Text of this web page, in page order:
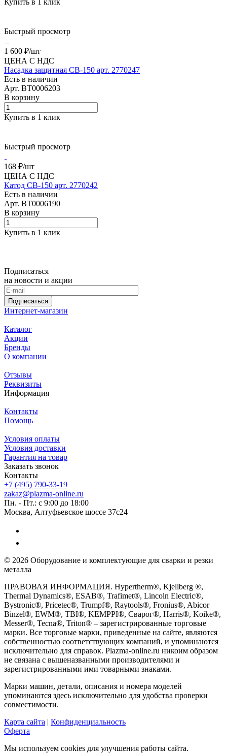
Купить в 1 клик
Быстрый просмотр
1 600 ₽/шт
ЦЕНА С НДС
Насадка защитная CB-150 арт. 2770247
Есть в наличии
Арт. BT0006203
В корзину
Купить в 1 клик
Быстрый просмотр
168 ₽/шт
ЦЕНА С НДС
Катод CB-150 арт. 2770242
Есть в наличии
Арт. BT0006190
В корзину
Купить в 1 клик
Подписаться
на новости и акции
Подписаться
Интернет-магазин
Каталог
Акции
Бренды
О компании
Отзывы
Реквизиты
Информация
Контакты
Помощь
Условия оплаты
Условия доставки
Гарантия на товар
Заказать звонок
Контакты
+7 (495) 790-33-19
zakaz@plazma-online.ru
Пн. - Пт.: с 9:00 до 18:00
Москва, Алтуфьевское шоссе 37с24
© 2026 Оборудование и комплектующие для сварки и резки
металла
ПРАВОВАЯ ИНФОРМАЦИЯ. Hypertherm®, Kjellberg ®,
Thermal Dynamics®, ESAB®, Trafimet®, Lincoln Electric®,
Bystronic®, Pricetec®, Trumpf®, Raytools®, Fronius®, Abicor
Binzel®, EWM®, TBI®, KEMPPI®, Сварог®, Harris®, Koike®,
Messer®, Tecna®, Triton® – зарегистрированные торговые
марки. Все торговые марки, приведенные на сайте, являются
собственностью соответствующих компаний, и упоминаются
исключительно для справок. Plazma-online.ru никоим образом
не связана с вышеназванными производителями и
зарегистрированными ими товарными знаками.
Марки машин, детали, описания и номера моделей
упоминаются здесь исключительно для удобства проверки
совместимости.
Карта сайта | Конфиденциальность
Оферта
Мы используем cookies для улучшения работы сайта.